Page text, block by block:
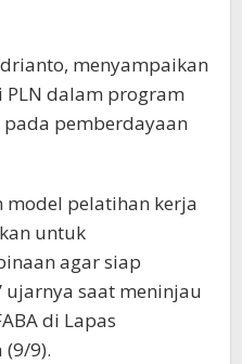
menyampaikan
dalam program
pemberdayaan
model pelatihan kerja
untuk
agar siap
ujarnya saat meninjau
di Lapas
(9/9).